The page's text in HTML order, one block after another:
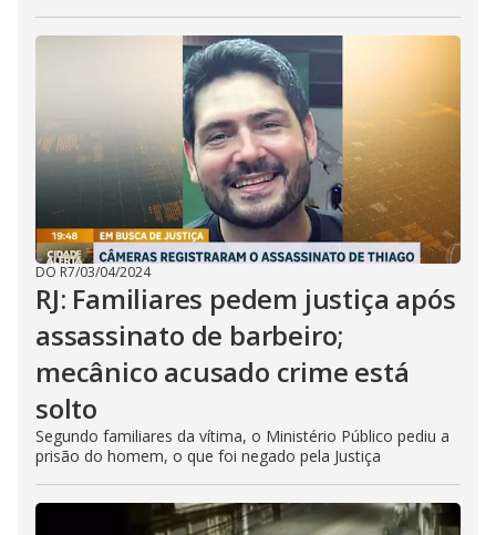
DO R7/03/04/2024
RJ: Familiares pedem justiça após
assassinato de barbeiro;
mecânico acusado crime está
solto
Segundo familiares da vítima, o Ministério Público pediu a
prisão do homem, o que foi negado pela Justiça